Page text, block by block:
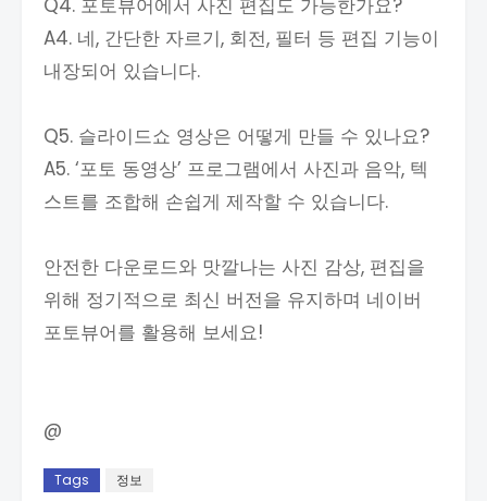
Q4. 포토뷰어에서 사진 편집도 가능한가요?
A4. 네, 간단한 자르기, 회전, 필터 등 편집 기능이
내장되어 있습니다.
Q5. 슬라이드쇼 영상은 어떻게 만들 수 있나요?
A5. ‘포토 동영상’ 프로그램에서 사진과 음악, 텍
스트를 조합해 손쉽게 제작할 수 있습니다.
안전한 다운로드와 맛깔나는 사진 감상, 편집을
위해 정기적으로 최신 버전을 유지하며 네이버
포토뷰어를 활용해 보세요!
@
Tags 정보